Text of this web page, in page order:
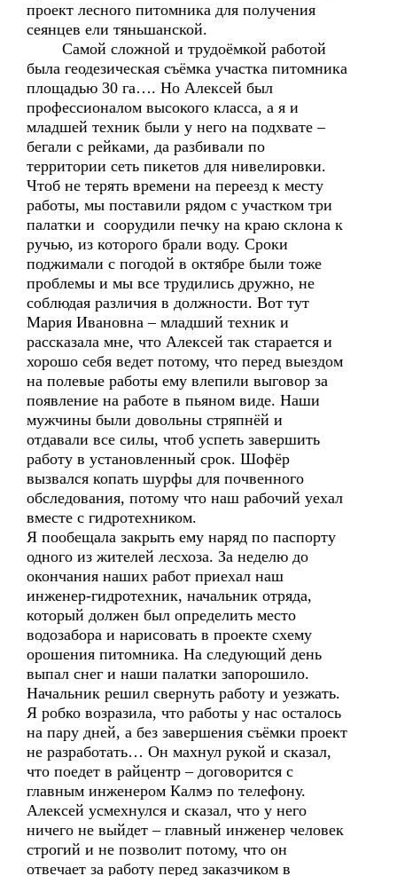
проект лесного питомника для получения
сеянцев ели тяньшанской.
Самой сложной и трудоёмкой работой
была геодезическая съёмка участка питомника
площадью 30 га…. Но Алексей был
профессионалом высокого класса, а я и
младшей техник были у него на подхвате –
бегали с рейками, да разбивали по
территории сеть пикетов для нивелировки.
Чтоб не терять времени на переезд к месту
работы, мы поставили рядом с участком три
палатки и соорудили печку на краю склона к
ручью, из которого брали воду. Сроки
поджимали с погодой в октябре были тоже
проблемы и мы все трудились дружно, не
соблюдая различия в должности. Вот тут
Мария Ивановна – младший техник и
рассказала мне, что Алексей так старается и
хорошо себя ведет потому, что перед выездом
на полевые работы ему влепили выговор за
появление на работе в пьяном виде. Наши
мужчины были довольны стряпнёй и
отдавали все силы, чтоб успеть завершить
работу в установленный срок. Шофёр
вызвался копать шурфы для почвенного
обследования, потому что наш рабочий уехал
вместе с гидротехником.
Я пообещала закрыть ему наряд по паспорту
одного из жителей лесхоза. За неделю до
окончания наших работ приехал наш
инженер-гидротехник, начальник отряда,
который должен был определить место
водозабора и нарисовать в проекте схему
орошения питомника. На следующий день
выпал снег и наши палатки запорошило.
Начальник решил свернуть работу и уезжать.
Я робко возразила, что работы у нас осталось
на пару дней, а без завершения съёмки проект
не разработать… Он махнул рукой и сказал,
что поедет в райцентр – договорится с
главным инженером Калмэ по телефону.
Алексей усмехнулся и сказал, что у него
ничего не выйдет – главный инженер человек
строгий и не позволит потому, что он
отвечает за работу перед заказчиком в